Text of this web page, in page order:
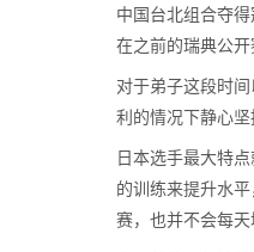
中国台北组合夺
在之前的瑞典公开
对于弟子这段时
利的情况下静心
日本选手最大特
的训练来提升水
赛，也并不会每天